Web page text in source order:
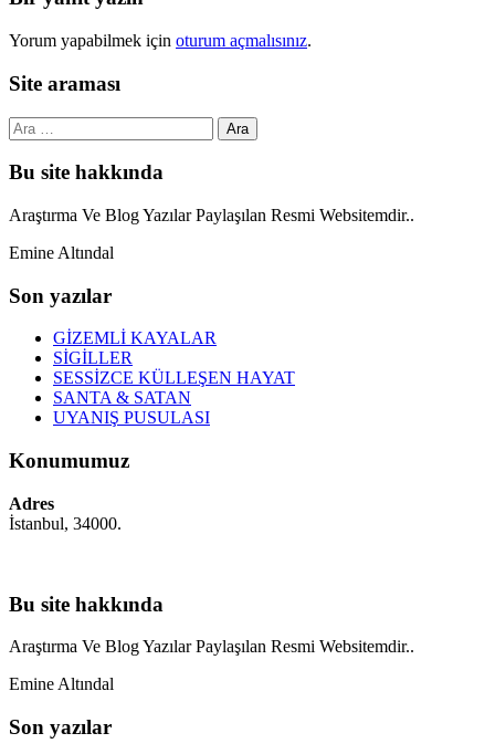
Yorum yapabilmek için oturum açmalısınız.
Site araması
Arama:
Bu site hakkında
Araştırma Ve Blog Yazılar Paylaşılan Resmi Websitemdir..
Emine Altındal
Son yazılar
GİZEMLİ KAYALAR
SİGİLLER
SESSİZCE KÜLLEŞEN HAYAT
SANTA & SATAN
UYANIŞ PUSULASI
Konumumuz
Adres
İstanbul, 34000.
Bu site hakkında
Araştırma Ve Blog Yazılar Paylaşılan Resmi Websitemdir..
Emine Altındal
Son yazılar